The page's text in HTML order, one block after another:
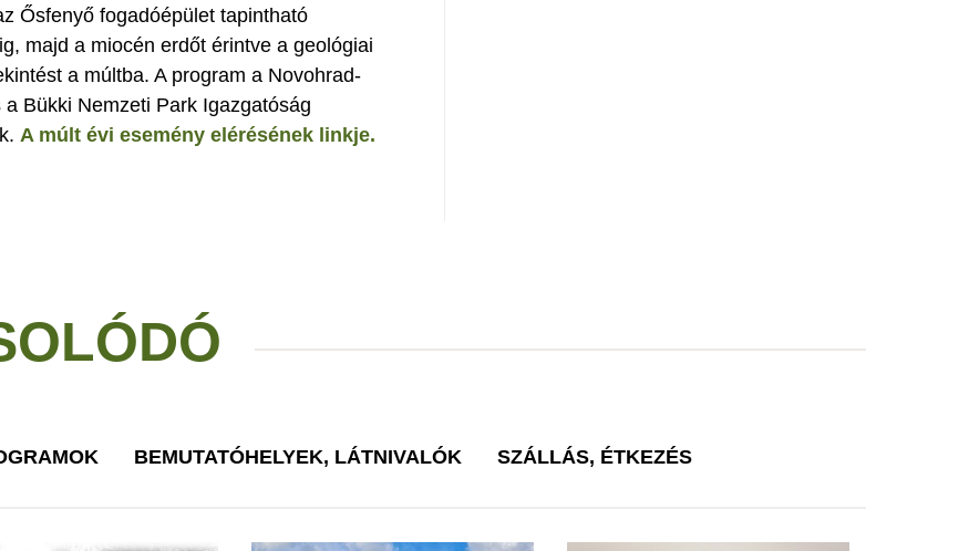
Ősfenyő fogadóépület tapintható
majd a miocén erdőt érintve a geológiai
a múltba. A program a Novohrad-
Bükki Nemzeti Park Igazgatóság
A múlt évi esemény elérésének linkje.
BEMUTATÓHELYEK, LÁTNIVALÓK SZÁLLÁS, ÉTKEZÉS